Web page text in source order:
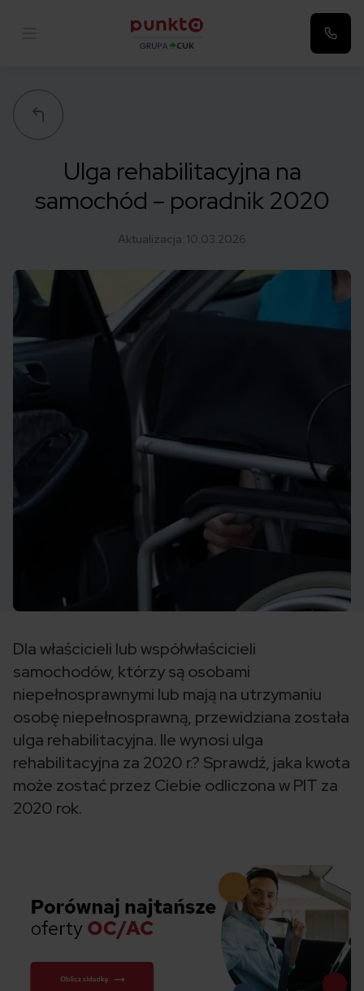
Ulga rehabilitacyjna na
samochód – poradnik 2020
Aktualizacja: 10.03.2026
Dla właścicieli lub współwłaścicieli
samochodów, którzy są osobami
niepełnosprawnymi lub mają na utrzymaniu
osobę niepełnosprawną, przewidziana została
ulga rehabilitacyjna. Ile wynosi ulga
rehabilitacyjna za 2020 r.? Sprawdź, jaka kwota
może zostać przez Ciebie odliczona w PIT za
2020 rok.